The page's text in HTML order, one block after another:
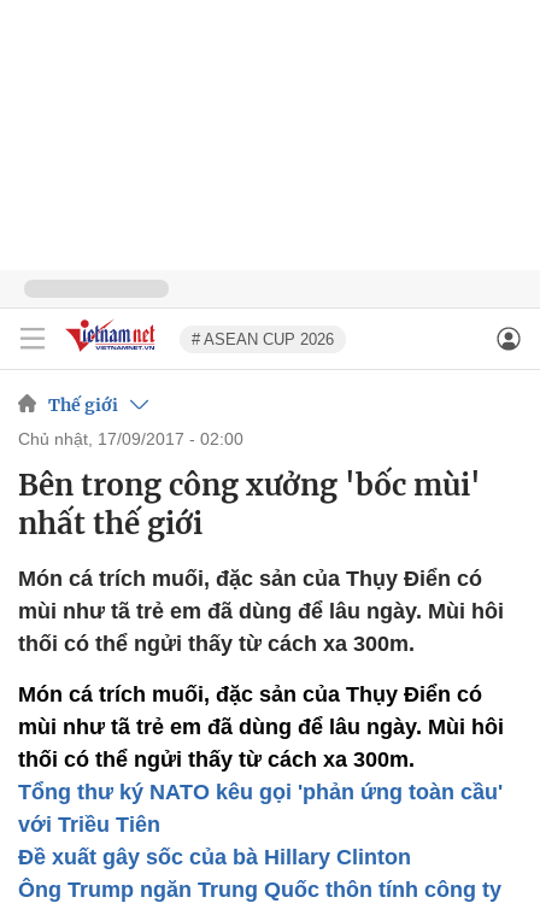
# ASEAN CUP 2026
Thế giới
chủ nhật, 17/09/2017 - 02:00
Bên trong công xưởng 'bốc mùi'
nhất thế giới
Món cá trích muối, đặc sản của Thụy Điển có
mùi như tã trẻ em đã dùng để lâu ngày. Mùi hôi
thối có thể ngửi thấy từ cách xa 300m.
Món cá trích muối, đặc sản của Thụy Điển có
mùi như tã trẻ em đã dùng để lâu ngày. Mùi hôi
thối có thể ngửi thấy từ cách xa 300m.
Tổng thư ký NATO kêu gọi 'phản ứng toàn cầu'
với Triều Tiên
Đề xuất gây sốc của bà Hillary Clinton
Ông Trump ngăn Trung Quốc thôn tính công ty